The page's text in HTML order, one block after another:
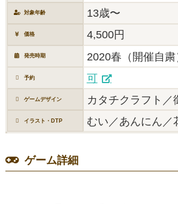
対象年齢 13歳〜
価格 4,500円
発売時期 2020春（開催自粛
予約 可
ゲームデザイン カタチクラフト／
イラスト・DTP むい／あんにん／
ゲーム詳細